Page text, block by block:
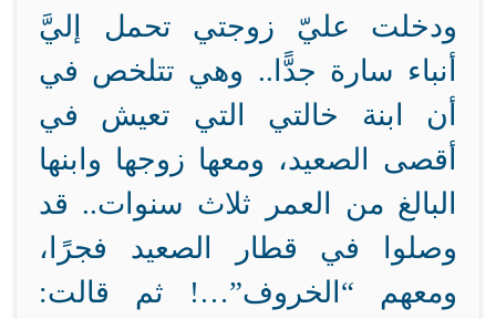
ودخلت عليّ زوجتي تحمل إليَّ
أنباء سارة جدًّا.. وهي تتلخص في
أن ابنة خالتي التي تعيش في
أقصى الصعيد، ومعها زوجها وابنها
البالغ من العمر ثلاث سنوات.. قد
وصلوا في قطار الصعيد فجرًا،
ومعهم “الخروف”…! ثم قالت: